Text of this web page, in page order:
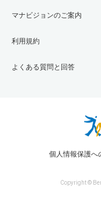
マナビジョンのご案内
利用規約
よくある質問と回答
個人情報保護へ
Copyright ©